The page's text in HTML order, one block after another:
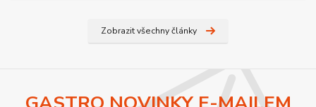
Zobrazit všechny články